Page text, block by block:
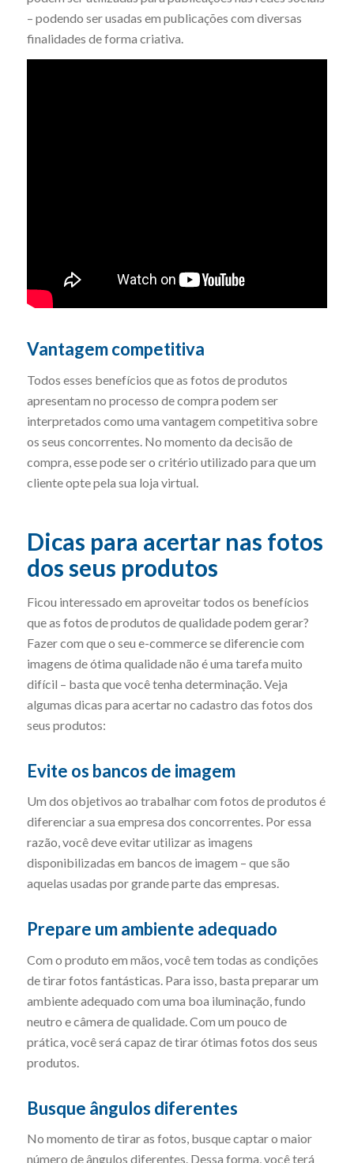
– podendo ser usadas em publicações com diversas
finalidades de forma criativa.
Vantagem competitiva
Todos esses benefícios que as fotos de produtos
apresentam no processo de compra podem ser
interpretados como uma vantagem competitiva sobre
os seus concorrentes. No momento da decisão de
compra, esse pode ser o critério utilizado para que um
cliente opte pela sua loja virtual.
Dicas para acertar nas fotos
dos seus produtos
Ficou interessado em aproveitar todos os benefícios
que as fotos de produtos de qualidade podem gerar?
Fazer com que o seu e-commerce se diferencie com
imagens de ótima qualidade não é uma tarefa muito
difícil – basta que você tenha determinação. Veja
algumas dicas para acertar no cadastro das fotos dos
seus produtos:
Evite os bancos de imagem
Um dos objetivos ao trabalhar com fotos de produtos é
diferenciar a sua empresa dos concorrentes. Por essa
razão, você deve evitar utilizar as imagens
disponibilizadas em bancos de imagem – que são
aquelas usadas por grande parte das empresas.
Prepare um ambiente adequado
Com o produto em mãos, você tem todas as condições
de tirar fotos fantásticas. Para isso, basta preparar um
ambiente adequado com uma boa iluminação, fundo
neutro e câmera de qualidade. Com um pouco de
prática, você será capaz de tirar ótimas fotos dos seus
produtos.
Busque ângulos diferentes
No momento de tirar as fotos, busque captar o maior
número de ângulos diferentes. Dessa forma, você terá